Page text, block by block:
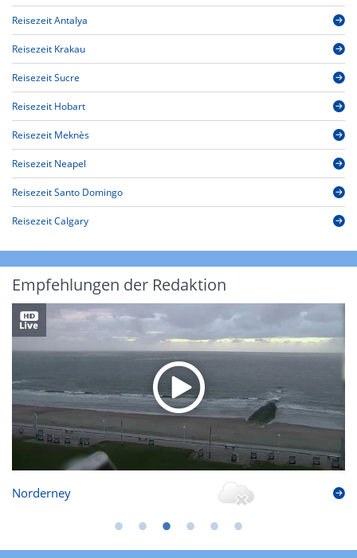
Reisezeit Antalya
Reisezeit Krakau
Reisezeit Sucre
Reisezeit Hobart
Reisezeit Meknès
Reisezeit Neapel
Reisezeit Santo Domingo
Reisezeit Calgary
Empfehlungen der Redaktion
Norderney